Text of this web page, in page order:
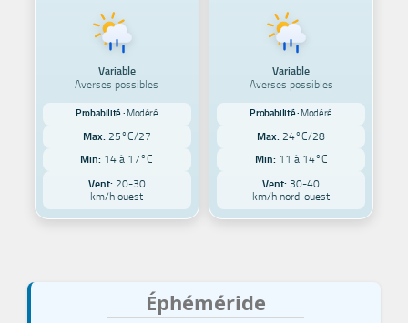
Variable
Averses possibles
Probabilité : Modéré
Max: 25°C/27
Min: 14 à 17°C
Vent:20-30
km/h ouest
Variable
Averses possibles
Probabilité : Modéré
Max: 24°C/28
Min: 11 à 14°C
Vent: 30-40
km/h nord-ouest
Éphéméride